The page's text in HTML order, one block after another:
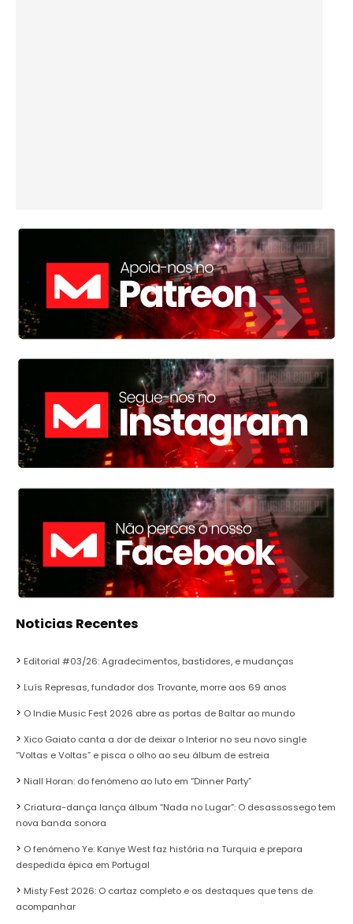
Noticias Recentes
Editorial #03/26: Agradecimentos, bastidores, e mudanças
Luís Represas, fundador dos Trovante, morre aos 69 anos
O Indie Music Fest 2026 abre as portas de Baltar ao mundo
Xico Gaiato canta a dor de deixar o Interior no seu novo single
“Voltas e Voltas” e pisca o olho ao seu álbum de estreia
Niall Horan: do fenómeno ao luto em “Dinner Party”
Criatura-dança lança álbum “Nada no Lugar”: O desassossego tem
nova banda sonora
O fenómeno Ye: Kanye West faz história na Turquia e prepara
despedida épica em Portugal
Misty Fest 2026: O cartaz completo e os destaques que tens de
acompanhar